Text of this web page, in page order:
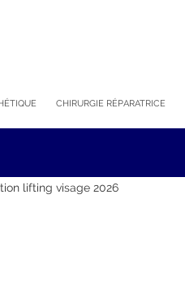
CHIRURGIE RÉPARATRICE